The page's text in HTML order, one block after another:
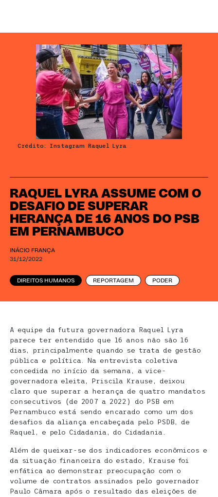
RAQUEL LYRA ASSUME COM O
DESAFIO DE SUPERAR
HERANÇA DE 16 ANOS DO PSB
EM PERNAMBUCO
INÁCIO FRANÇA
31/12/2022
DIREITOS HUMANOS REPORTAGEM PODER
Crédito: Instagram Raquel Lyra
A equipe da futura governadora Raquel Lyra
parece ter entendido que 16 anos não são 16
dias, principalmente quando se trata de gestão
pública e política. Na entrevista coletiva
concedida no início da semana, a vice-
governadora eleita, Priscila Krause, deixou
claro que superar a herança de quatro mandatos
consecutivos (de 2007 a 2022) do PSB em
Pernambuco está sendo encarado como um dos
desafios da aliança encabeçada pelo PSDB, de
Raquel, e pelo Cidadania, do Cidadania.
Além de queixar-se dos indicadores econômicos e
da situação financeira do estado, Krause foi
enfática ao demonstrar preocupação com o
volume de contratos assinados pelo governador
Paulo Câmara após o resultado das eleições de